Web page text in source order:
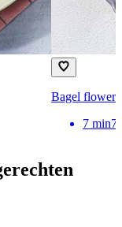
Bagel flower
7 min7